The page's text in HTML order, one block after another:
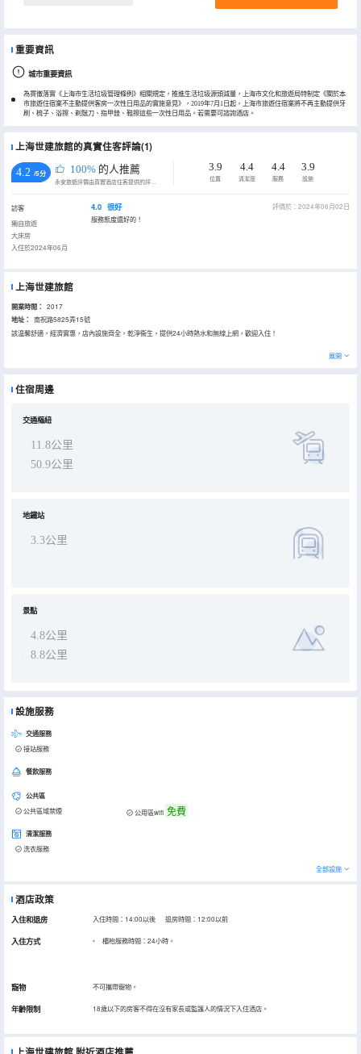
重要資訊
城市重要資訊
為貫徹落實《上海市生活垃圾管理條例》相關規定，推進生活垃圾源頭減量，上海市文化和旅遊局特制定《關於本
市旅遊住宿業不主動提供客房一次性日用品的實施意見》，2019年7月1日起，上海市旅遊住宿業將不再主動提供牙
刷、梳子、浴擦、剃鬚刀、指甲銼、鞋擦這些一次性日用品。若需要可諮詢酒店。
上海世建旅館的真實住客評論(1)
4.2 /5分 100% 的人推薦
永安旅遊評價由真實酒店住客提供的評價。
3.9
位置
4.4
清潔度
4.4
服務
3.9
設施
訪客
獨自旅遊
大床房
入住於2024年06月
4.0 很好
評價於：2024年06月02日
服務態度還好的！
上海世建旅館
開業時間： 2017
地址：
南祝路5825弄15號
該温馨舒適，經濟實惠，店內設施齊全，乾淨衞生，提供24小時熱水和無線上網，歡迎入住！
展開
住宿周邊
交通樞紐
11.8公里
50.9公里
地鐵站
3.3公里
景點
4.8公里
8.8公里
設施服務
交通服務
接站服務
餐飲服務
公共區
公共區域禁煙 公用區wifi 免費
清潔服務
洗衣服務
全部設施
酒店政策
入住和退房 入住時間：14:00以後 退房時間：12:00以前
入住方式 櫃枱服務時間：24小時。
寵物 不可攜帶寵物。
年齡限制 18歲以下的房客不得在沒有家長或監護人的情況下入住酒店。